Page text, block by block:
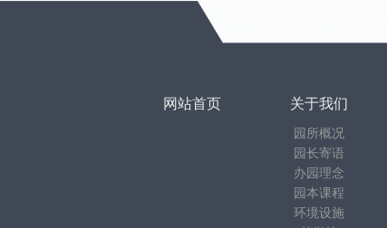
网站首页 关于我们
园所概况
园长寄语
办园理念
园本课程
环境设施